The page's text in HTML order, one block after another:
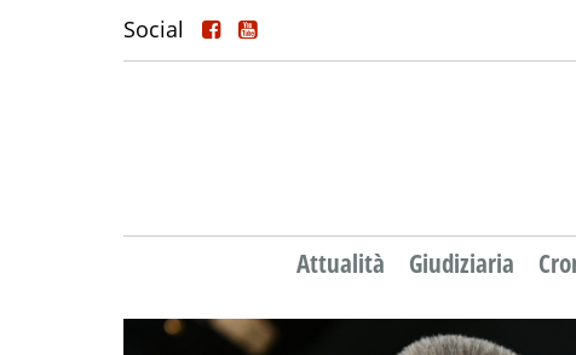
Social
Attualità Giudiziaria